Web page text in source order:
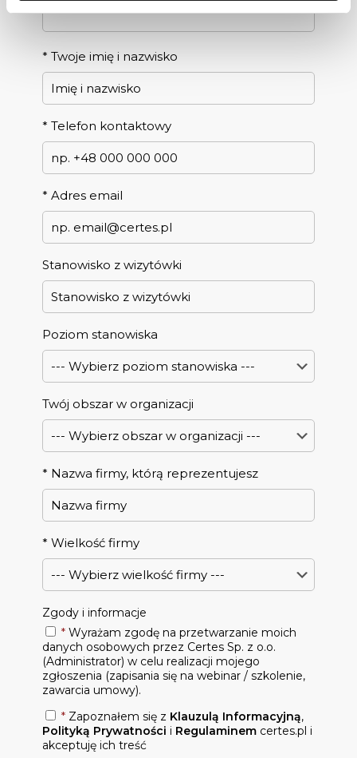
* Twoje imię i nazwisko
* Telefon kontaktowy
* Adres email
Stanowisko z wizytówki
Poziom stanowiska
Twój obszar w organizacji
* Nazwa firmy, którą reprezentujesz
* Wielkość firmy
Zgody i informacje
* Wyrażam zgodę na przetwarzanie moich
danych osobowych przez Certes Sp. z o.o.
(Administrator) w celu realizacji mojego
zgłoszenia (zapisania się na webinar / szkolenie,
zawarcia umowy).
* Zapoznałem się z Klauzulą Informacyjną,
Polityką Prywatności i Regulaminem certes.pl i
akceptuję ich treść